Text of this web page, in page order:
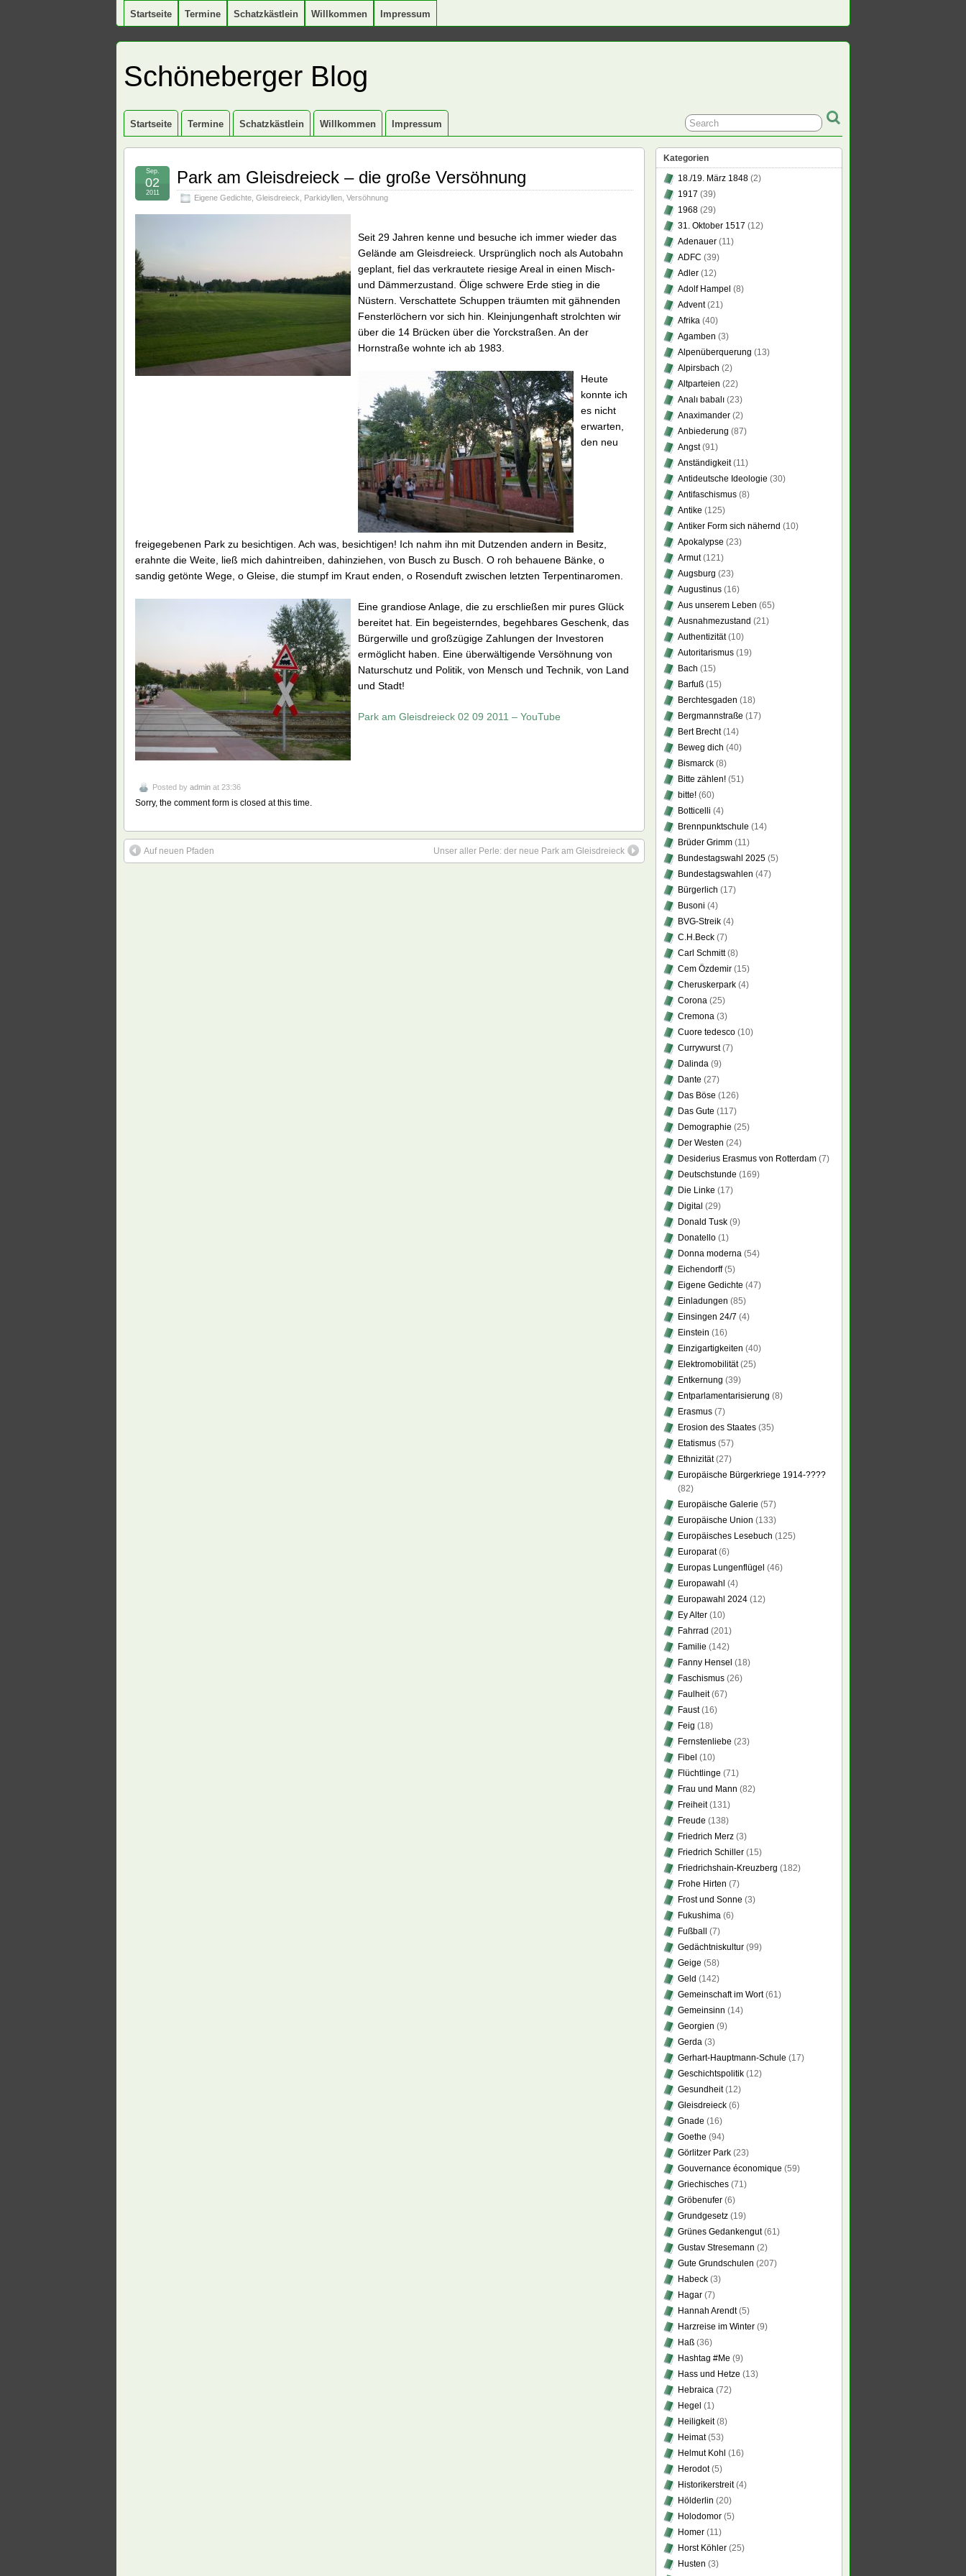
Startseite Termine Schatzkästlein Willkommen Impressum
Schöneberger Blog
Startseite Termine Schatzkästlein Willkommen Impressum
Park am Gleisdreieck – die große Versöhnung
Eigene Gedichte Gleisdreieck Parkidyllen Versöhnung
Sep.
02
2011
Seit 29 Jahren kenne und besuche ich immer wieder das
Gelände am Gleisdreieck. Ursprünglich noch als Autobahn
geplant, fiel das verkrautete riesige Areal in einen Misch-
und Dämmerzustand. Ölige schwere Erde stieg in die
Nüstern. Verschattete Schuppen träumten mit gähnenden
Fensterlöchern vor sich hin. Kleinjungenhaft strolchten wir
über die 14 Brücken über die Yorckstraßen. An der
Hornstraße wohnte ich ab 1983.
Heute
konnte ich
es nicht
erwarten,
den neu
freigegebenen Park zu besichtigen. Ach was, besichtigen! Ich nahm ihn mit Dutzenden andern in Besitz,
erahnte die Weite, ließ mich dahintreiben, dahinziehen, von Busch zu Busch. O roh behauene Bänke, o
sandig getönte Wege, o Gleise, die stumpf im Kraut enden, o Rosenduft zwischen letzten Terpentinaromen.
Eine grandiose Anlage, die zu erschließen mir pures Glück
bereitet hat. Ein begeisterndes, begehbares Geschenk, das
Bürgerwille und großzügige Zahlungen der Investoren
ermöglicht haben. Eine überwältigende Versöhnung von
Naturschutz und Politik, von Mensch und Technik, von Land
und Stadt!
Park am Gleisdreieck 02 09 2011 – YouTube
Posted by admin at 23:36
Sorry, the comment form is closed at this time.
Auf neuen Pfaden Unser aller Perle: der neue Park am Gleisdreieck
Kategorien
18./19. März 1848 (2)
1917 (39)
1968 (29)
31. Oktober 1517 (12)
Adenauer (11)
ADFC (39)
Adler (12)
Adolf Hampel (8)
Advent(21)
Afrika (40)
Agamben (3)
Alpenüberquerung (13)
Alpirsbach (2)
Altparteien (22)
Analı babalı (23)
Anaximander (2)
Anbiederung (87)
Angst(91)
Anständigkeit(11)
Antideutsche Ideologie (30)
Antifaschismus (8)
Antike (125)
Antiker Form sich nähernd (10)
Apokalypse (23)
Armut(121)
Augsburg (23)
Augustinus (16)
Aus unserem Leben (65)
Ausnahmezustand (21)
Authentizität(10)
Autoritarismus (19)
Bach (15)
Barfuß (15)
Berchtesgaden (18)
Bergmannstraße (17)
Bert Brecht(14)
Beweg dich (40)
Bismarck (8)
Bitte zählen! (51)
bitte! (60)
Botticelli (4)
Brennpunktschule (14)
Brüder Grimm (11)
Bundestagswahl 2025 (5)
Bundestagswahlen (47)
Bürgerlich (17)
Busoni (4)
BVG-Streik (4)
C.H.Beck (7)
Carl Schmitt(8)
Cem Özdemir (15)
Cheruskerpark (4)
Corona (25)
Cremona (3)
Cuore tedesco (10)
Currywurst(7)
Dalinda (9)
Dante (27)
Das Böse (126)
Das Gute (117)
Demographie (25)
Der Westen (24)
Desiderius Erasmus von Rotterdam (7)
Deutschstunde (169)
Die Linke (17)
Digital (29)
Donald Tusk (9)
Donatello (1)
Donna moderna (54)
Eichendorff(5)
Eigene Gedichte (47)
Einladungen (85)
Einsingen 24/7 (4)
Einstein (16)
Einzigartigkeiten (40)
Elektromobilität(25)
Entkernung (39)
Entparlamentarisierung (8)
Erasmus (7)
Erosion des Staates (35)
Etatismus (57)
Ethnizität(27)
Europäische Bürgerkriege 1914-????
(82)
Europäische Galerie (57)
Europäische Union (133)
Europäisches Lesebuch (125)
Europarat(6)
Europas Lungenflügel (46)
Europawahl (4)
Europawahl 2024 (12)
Ey Alter (10)
Fahrrad (201)
Familie (142)
Fanny Hensel (18)
Faschismus (26)
Faulheit(67)
Faust(16)
Feig (18)
Fernstenliebe (23)
Fibel (10)
Flüchtlinge (71)
Frau und Mann (82)
Freiheit(131)
Freude (138)
Friedrich Merz (3)
Friedrich Schiller (15)
Friedrichshain-Kreuzberg (182)
Frohe Hirten (7)
Frost und Sonne (3)
Fukushima (6)
Fußball
(7)
Gedächtniskultur (99)
Geige (58)
Geld (142)
Gemeinschaft im Wort(61)
Gemeinsinn (14)
Georgien (9)
Gerda (3)
Gerhart-Hauptmann-Schule (17)
Geschichtspolitik (12)
Gesundheit(12)
Gleisdreieck (6)
Gnade (16)
Goethe (94)
Görlitzer Park (23)
Gouvernance économique (59)
Griechisches (71)
Gröbenufer (6)
Grundgesetz (19)
Grünes Gedankengut(61)
Gustav Stresemann (2)
Gute Grundschulen (207)
Habeck (3)
Hagar (7)
Hannah Arendt(5)
Harzreise im Winter (9)
Haß (36)
Hashtag #Me (9)
Hass und Hetze (13)
Hebraica (72)
Hegel (1)
Heiligkeit(8)
Heimat(53)
Helmut Kohl (16)
Herodot(5)
Historikerstreit(4)
Hölderlin (20)
Holodomor (5)
Homer (11)
Horst Köhler (25)
Husten (3)